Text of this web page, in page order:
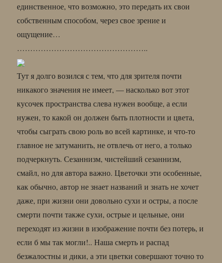
единственное, что возможно, это передать их свои
собственным способом, через свое зрение и
ощущение…
…………………………………………..
Тут я долго возился с тем, что для зрителя почти
никакого значения не имеет, — насколько вот этот
кусочек пространства слева нужен вообще, а если
нужен, то какой он должен быть плотности и цвета,
чтобы сыграть свою роль во всей картинке, и что-то
главное не затуманить, не отвлечь от него, а только
подчеркнуть. Сезаннизм, чистейший сезаннизм,
смайл, но для автора важно. Цветочки эти особенные,
как обычно, автор не знает названий и знать не хочет
даже, при жизни они довольно сухи и остры, а после
смерти почти также сухи, острые и цельные, они
переходят из жизни в изображение почти без потерь, и
если б мы так могли!.. Наша смерть и распад
безжалостны и дики, а эти цветки совершают точно то